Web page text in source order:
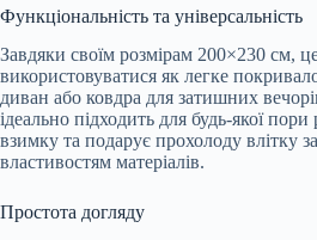
Функціональність та універсальність
Завдяки своїм розмірам 200×230 см,
використовуватися як легке
диван або ковдра для затишних
ідеально підходить для будь-якої
взимку та подарує прохолоду влітку
властивостям матеріалів.
Простота догляду